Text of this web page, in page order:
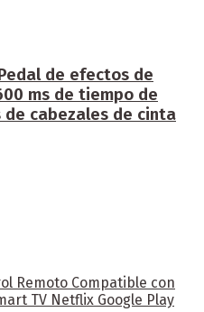
Pedal de efectos de
ms de tiempo de
de cabezales de cinta
Remoto Compatible con
TV Netflix Google Play